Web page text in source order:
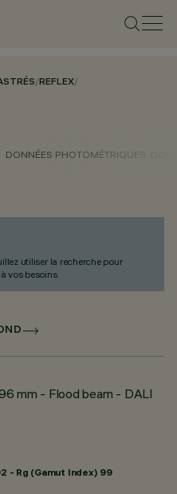
/REFLEX/
DONNÉES PHOTOMÉTRIQUES
utiliser la recherche pour
vos besoins.
mm - Flood beam - DALI
- Rg (Gamut Index) 99